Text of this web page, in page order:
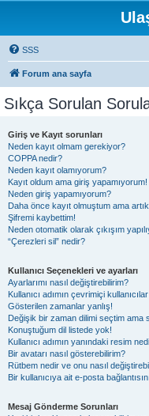
SSS
Forum ana sayfa
Sıkça Sorulan
Giriş ve Kayıt sorunları
Neden kayıt olmam gerekiyor?
COPPA nedir?
Neden kayıt olamıyorum?
Kayıt oldum ama giriş yapamıyorum!
Neden giriş yapamıyorum?
Daha önce kayıt olmuştum ama
Şifremi kaybettim!
Neden otomatik olarak çıkışım
“Çerezleri sil” nedir?
Kullanıcı Seçenekleri ve ayarları
Ayarlarımı nasıl değiştirebilirim?
Kullanıcı adımın çevrimiçi
Gösterilen zamanlar yanlış!
Değişik bir zaman dilimi seçtim ama
Konuştuğum dil listede yok!
Kullanıcı adımın yanındaki resim
Bir avatarı nasıl gösterebilirim?
Rütbem nedir ve onu nasıl
Bir kullanıcıya ait e-posta
Mesaj Gönderme Sorunları